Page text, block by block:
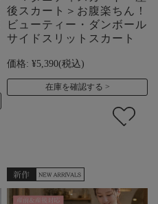
後スカート＞お腹楽ちん！
ビューティー・ダンボール
サイドスリットスカート
価格: ¥5,390(税込)
在庫を確認する